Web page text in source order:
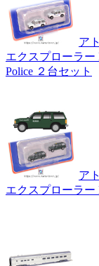
ア
エクスプローラー
Police ２台セット
ア
エクスプローラー